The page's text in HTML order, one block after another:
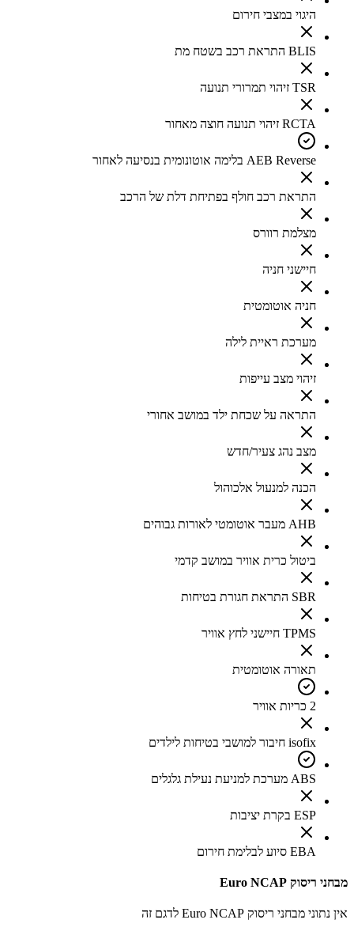
היגוי במצבי חירום
BLIS התראת רכב בשטח מת
TSR זיהוי תמרורי תנועה
RCTA זיהוי תנועה חוצה מאחור
AEB Reverse בלימה אוטונומית בנסיעה לאחור
התראת רכב חולף בפתיחת דלת של הרכב
מצלמת רוורס
חיישני חניה
חניה אוטומטית
מערכת ראיית לילה
זיהוי מצב עייפות
התראה על שכחת ילד במושב אחורי
מצב נהג צעיר/חדש
הכנה למנעול אלכוהול
AHB מעבר אוטומטי לאורות גבוהים
ביטול כרית אוויר במושב קדמי
SBR התראת חגורת בטיחות
TPMS חיישני לחץ אוויר
תאורה אוטומטית
2 כריות אוויר
isofix חיבור למושבי בטיחות לילדים
ABS מערכת למניעת נעילת גלגלים
ESP בקרת יציבות
EBA סיוע לבלימת חירום
מבחני ריסוק Euro NCAP
אין נתוני מבחני ריסוק Euro NCAP לדגם זה